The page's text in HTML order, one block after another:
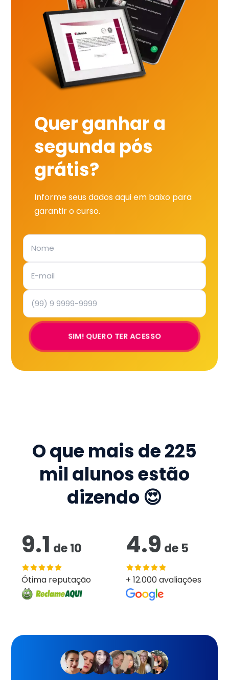
Quer ganhar a
segunda pós
grátis?
Informe seus dados aqui em baixo para
garantir o curso.
SIM! QUERO TER ACESSO
O que mais de225
mil alunos estão
dizendo 😍
9.1 de10
Ótima reputação
4.9 de 5
+ 12.000 avaliações